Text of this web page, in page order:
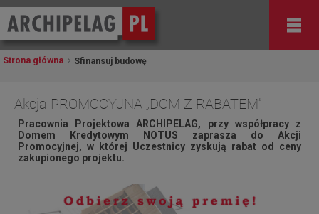
Strona główna Sfinansuj budowę
Akcja PROMOCYJNA „DOM Z RABATEM”
Pracownia Projektowa ARCHIPELAG, przy współpracy z
Domem Kredytowym NOTUS zaprasza do Akcji
Promocyjnej, w której Uczestnicy zyskują rabat od ceny
zakupionego projektu.